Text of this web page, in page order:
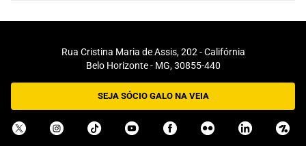
Rua Cristina Maria de Assis, 202 - Califórnia
Belo Horizonte - MG, 30855-440
SEJA SÓCIO GALO NA VEIA